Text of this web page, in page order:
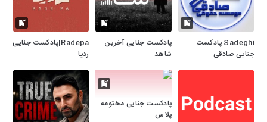
Sadeghi پادکست
جنایی صادقی
پادکست جنایی آخرین
شاهد
Radepa|پادکست جنایی
ردپا
پادکست جنایی مختومه
پلاس